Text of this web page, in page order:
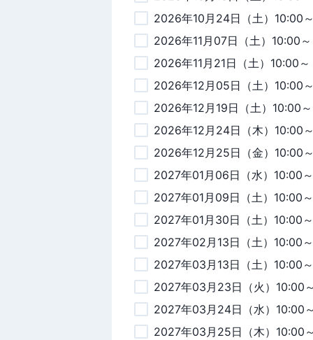
2026年10月24日（土）10:00
2026年11月07日（土）10:00～
2026年11月21日（土）10:00～
2026年12月05日（土）10:00
2026年12月19日（土）10:00～
2026年12月24日（木）10:00
2026年12月25日（金）10:00
2027年01月06日（水）10:00～
2027年01月09日（土）10:00～
2027年01月30日（土）10:00～
2027年02月13日（土）10:00～
2027年03月13日（土）10:00～
2027年03月23日（火）10:00
2027年03月24日（水）10:00
2027年03月25日（木）10:00